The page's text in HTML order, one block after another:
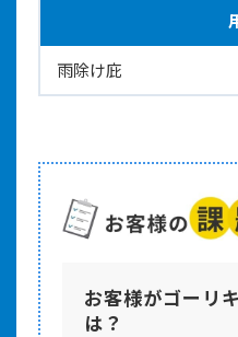
雨除け庇
お客様がゴーリ
は？